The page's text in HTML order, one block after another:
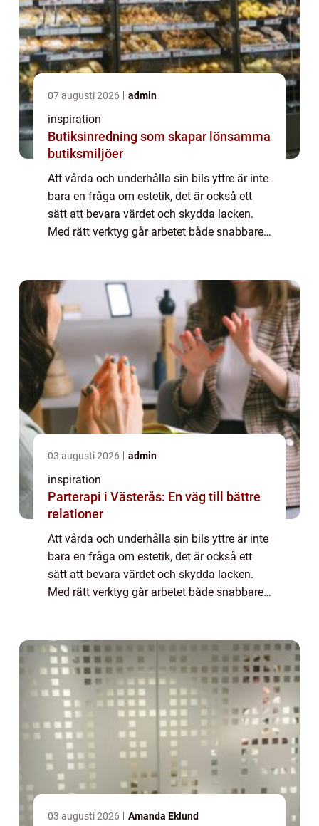
07 augusti 2026 admin
inspiration
Butiksinredning som skapar lönsamma
butiksmiljöer
Att vårda och underhålla sin bils yttre är inte
bara en fråga om estetik, det är också ett
sätt att bevara värdet och skydda lacken.
Med rätt verktyg går arbetet både snabbare
03 augusti 2026 admin
inspiration
Parterapi i Västerås: En väg till bättre
relationer
Att vårda och underhålla sin bils yttre är inte
bara en fråga om estetik, det är också ett
sätt att bevara värdet och skydda lacken.
Med rätt verktyg går arbetet både snabbare
03 augusti 2026 Amanda Eklund